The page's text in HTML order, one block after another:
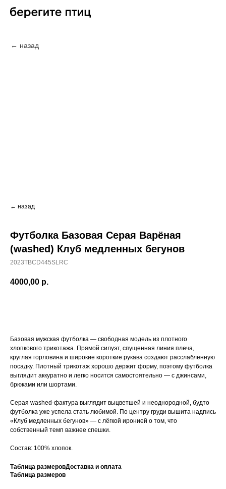
← назад
← назад
Футболка Базовая Серая Варёная
(washed) Клуб медленных бегунов
2023TBCD445SLRC
4000,00 р.
Базовая мужская футболка — свободная модель из плотного
хлопкового трикотажа. Прямой силуэт, спущенная линия плеча,
круглая горловина и широкие короткие рукава создают расслабленную
посадку. Плотный трикотаж хорошо держит форму, поэтому футболка
выглядит аккуратно и легко носится самостоятельно — с джинсами,
брюками или шортами.
Серая washed-фактура выглядит выцветшей и неоднородной, будто
футболка уже успела стать любимой. По центру груди вышита надпись
«Клуб медленных бегунов» — с лёгкой иронией о том, что
собственный темп важнее спешки.
Состав: 100% хлопок.
Таблица размеровДоставка и оплата
Таблица размеров